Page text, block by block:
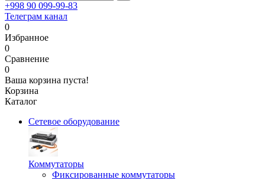
+998 90 099-99-83
Телеграм канал
0
Избранное
0
Сравнение
0
Ваша корзина пуста!
Корзина
Каталог
Сетевое оборудование
Коммутаторы
Фиксированные коммутаторы